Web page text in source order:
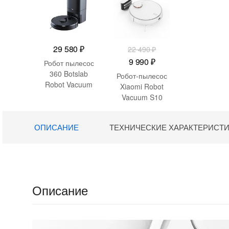
29 580₽
Робот пылесос
360 Botslab
Robot Vacuum
22 490₽
Первоначальная
цена
составляла
22
9 990 ₽Текущая
цена:
9
990 ₽.
Робот-пылесос
Xiaomi Robot
Vacuum S10
ОПИСАНИЕ ТЕХНИЧЕСКИЕ
Описание